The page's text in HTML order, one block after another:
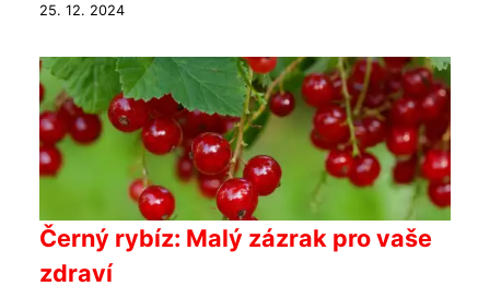
25. 12. 2024
Černý rybíz: Malý zázrak pro vaše
zdraví